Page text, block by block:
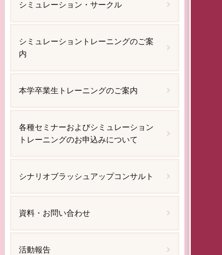
シミュレーション・サークル
シミュレーショントレーニングのご案
内
本学卒業生トレーニングのご案内
各種セミナーおよびシミュレーション
トレーニングのお申込みについて
シナリオブラッシュアップコンサルト
資料・お問い合わせ
活動報告